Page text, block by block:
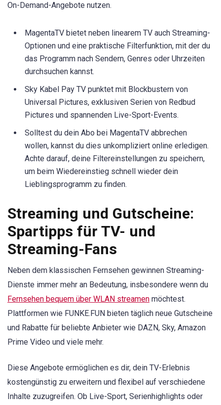
On-Demand-Angebote nutzen.
MagentaTV bietet neben linearem TV auch Streaming-
Optionen und eine praktische Filterfunktion, mit der du
das Programm nach Sendern, Genres oder Uhrzeiten
durchsuchen kannst.
Sky Kabel Pay TV punktet mit Blockbustern von
Universal Pictures, exklusiven Serien von Redbud
Pictures und spannenden Live-Sport-Events.
Solltest du dein Abo bei MagentaTV abbrechen
wollen, kannst du dies unkompliziert online erledigen.
Achte darauf, deine Filtereinstellungen zu speichern,
um beim Wiedereinstieg schnell wieder dein
Lieblingsprogramm zu finden.
Streaming und Gutscheine:
Spartipps für TV- und
Streaming-Fans
Neben dem klassischen Fernsehen gewinnen Streaming-
Dienste immer mehr an Bedeutung, insbesondere wenn du
Fernsehen bequem über WLAN streamen möchtest.
Plattformen wie FUNKE.FUN bieten täglich neue Gutscheine
und Rabatte für beliebte Anbieter wie DAZN, Sky, Amazon
Prime Video und viele mehr.
Diese Angebote ermöglichen es dir, dein TV-Erlebnis
kostengünstig zu erweitern und flexibel auf verschiedene
Inhalte zuzugreifen. Ob Live-Sport, Serienhighlights oder